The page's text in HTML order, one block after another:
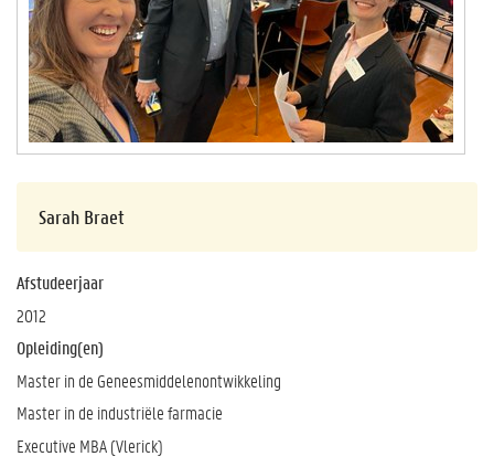
Sarah Braet
Afstudeerjaar
2012
Opleiding(en)
Master in de Geneesmiddelenontwikkeling
Master in de industriële farmacie
Executive MBA (Vlerick)